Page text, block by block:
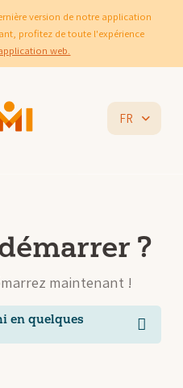
version de notre application
profitez de toute l'expérience
web.
FR
?
maintenant !
en quelques